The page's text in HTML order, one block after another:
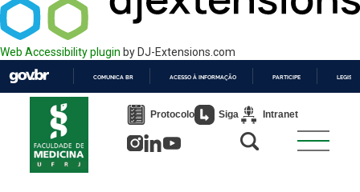
Web Accessibility plugin by DJ-Extensions.com
PARA
COMUNICA BR ACESSO À INFORMAÇÃO PARTICIPE
Protocolo Siga Intranet